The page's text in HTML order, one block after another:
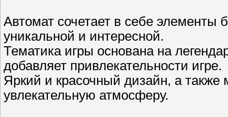
Автомат сочетает в себе элементы
уникальной и интересной.
Тематика игры основана на
добавляет привлекательности игре.
Яркий и красочный дизайн, а
увлекательную атмосферу.